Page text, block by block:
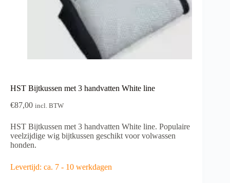
HST Bijtkussen met 3 handvatten White line
€87,00 incl. BTW
HST Bijtkussen met 3 handvatten White line. Populaire
veelzijdige wig bijtkussen geschikt voor volwassen
honden.
Levertijd: ca. 7 - 10 werkdagen